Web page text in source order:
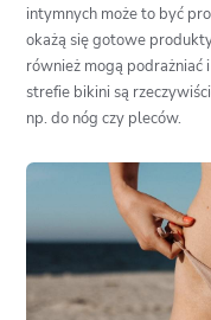
intymnych może to być
okażą się gotowe
również mogą
strefie bikini są
np. do nóg czy pleców.